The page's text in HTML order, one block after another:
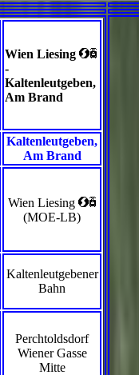
Wien Liesing <`
-
Kaltenleutgeben,
Am Brand
Kaltenleutgeben,
Am Brand
Wien Liesing <`
(MOE-LB)
Kaltenleutgebener
Bahn
Perchtoldsdorf
Wiener Gasse
Mitte